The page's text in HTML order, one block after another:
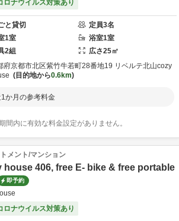
ロナウイルス対策あり
と貸切 定員3名
1室 浴室1室
2組 広さ25㎡
府京都市北区紫竹牛若町28番地19 リベルテ北山cozy
目的地から0.6km
か月の参考料金
間内に有効な料金設定がありません。
メント/マンション
house 406, free E- bike & free portable
即予約
ロナウイルス対策あり